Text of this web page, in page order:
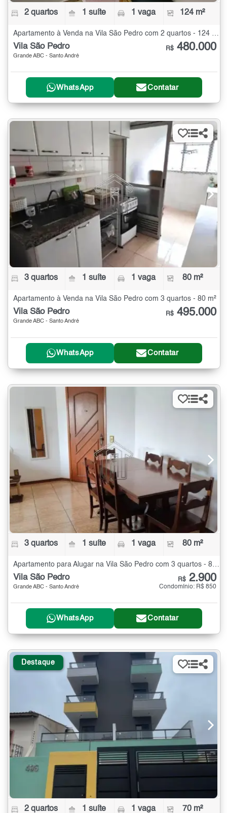
2 quartos 1 suíte 1 vaga 124 m²
Apartamento à Venda na Vila São Pedro com 2 quartos - 124 m²
Vila São Pedro
Grande ABC - Santo André
R$ 480.000
WhatsApp Contatar
3 quartos 1 suíte 1 vaga 80 m²
Apartamento à Venda na Vila São Pedro com 3 quartos - 80 m²
Vila São Pedro
Grande ABC - Santo André
R$ 495.000
WhatsApp Contatar
3 quartos 1 suíte 1 vaga 80 m²
Vila São Pedro
Grande ABC - Santo André
R$ 2.900
Condomínio: R$ 850
WhatsApp Contatar
Destaque
2 quartos 1 suíte 1 vaga 70 m²